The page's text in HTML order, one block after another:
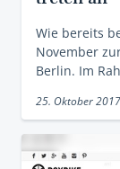
Wie bereits
November
Berlin. Im
25. Oktober 2017